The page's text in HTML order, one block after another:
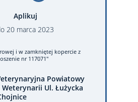
Aplikuj
20 marca 2023
i w zamkniętej kopercie z
nr 117071"
Powiatowy
Ul. Łużycka